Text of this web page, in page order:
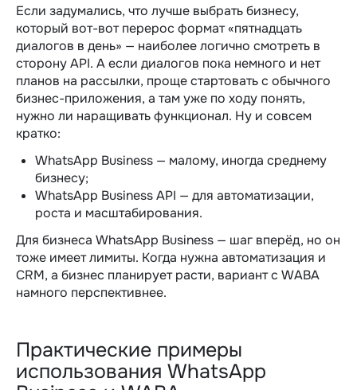
Если задумались, что лучше выбрать бизнесу,
который вот-вот перерос формат «пятнадцать
диалогов в день» — наиболее логично смотреть в
сторону API. А если диалогов пока немного и нет
планов на рассылки, проще стартовать с обычного
бизнес-приложения, а там уже по ходу понять,
нужно ли наращивать функционал. Ну и совсем
кратко:
WhatsApp Business — малому, иногда среднему
бизнесу;
WhatsApp Business API — для автоматизации,
роста и масштабирования.
Для бизнеса WhatsApp Business — шаг вперёд, но он
тоже имеет лимиты. Когда нужна автоматизация и
CRM, а бизнес планирует расти, вариант с WABA
намного перспективнее.
Практические примеры
использования WhatsApp